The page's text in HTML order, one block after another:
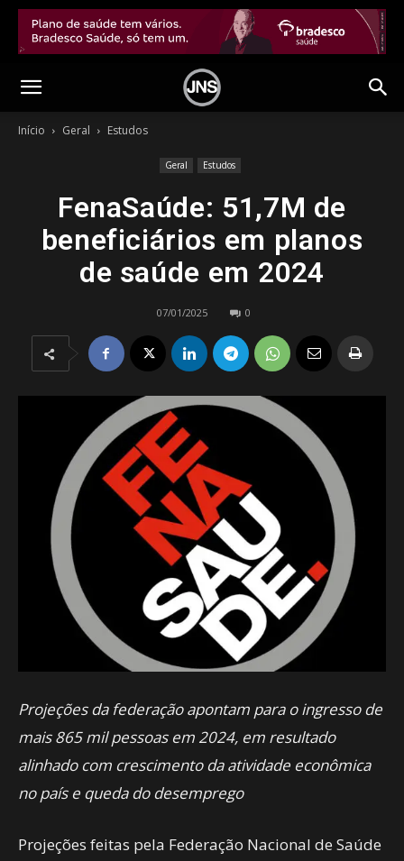
Início Geral Estudos
Geral Estudos
FenaSaúde: 51,7M de
beneficiários em planos
de saúde em 2024
07/01/2025 0
Projeções da federação apontam para o ingresso de
mais 865 mil pessoas em 2024, em resultado
alinhado com crescimento da atividade econômica
no país e queda do desemprego
Projeções feitas pela Federação Nacional de Saúde